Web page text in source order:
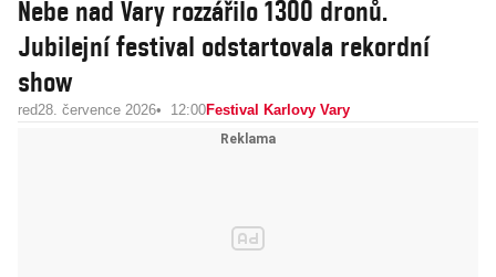
Nebe nad Vary rozzářilo 1300 dronů.
Jubilejní festival odstartovala rekordní
show
red28. července 2026 12:00Festival Karlovy Vary